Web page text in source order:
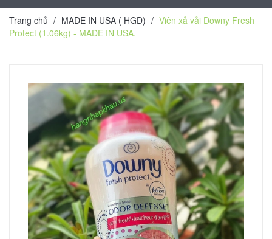
Trang chủ / MADE IN USA ( HGD) / Viên xả vải Downy Fresh
Protect (1.06kg) - MADE IN USA.